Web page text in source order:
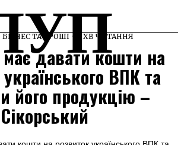
БІЗНЕС ТА ГРОШІ 1 ХВ ЧИТАННЯ
давати кошти на
ВПК та
його продукцію –
Сікорський